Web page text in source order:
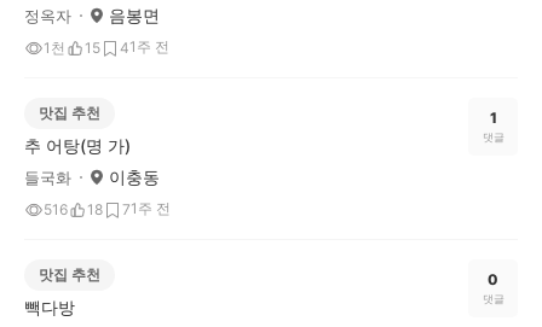
정옥자 음봉면
1천 15 41주 전
맛집 추천
추 어탕(명 가)
들국화 이충동
516 18 71주 전
1
댓글
맛집 추천
빽다방
0
댓글